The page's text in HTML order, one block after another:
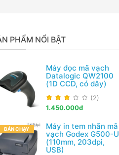
PHẨM NỔI BẬT
Máy đọc mã vạch
Datalogic QW2100
(1D CCD, có dây)
(2)
1.450.000đ
BÁN CHẠY
Máy in tem nhãn mã
vạch Godex G500-U
(110mm, 203dpi,
USB)